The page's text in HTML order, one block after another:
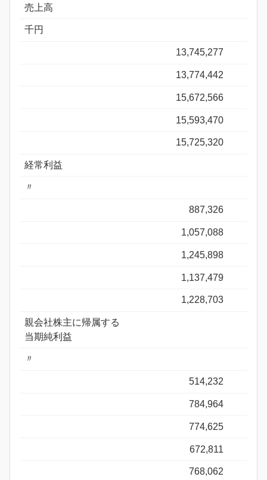
売上高
千円
13,745,277
13,774,442
15,672,566
15,593,470
15,725,320
経常利益
〃
887,326
1,057,088
1,245,898
1,137,479
1,228,703
親会社株主に帰属する
当期純利益
〃
514,232
784,964
774,625
672,811
768,062